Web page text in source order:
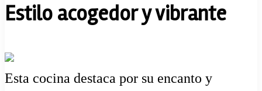
Estilo acogedor y vibrante
Esta cocina destaca por su encanto y